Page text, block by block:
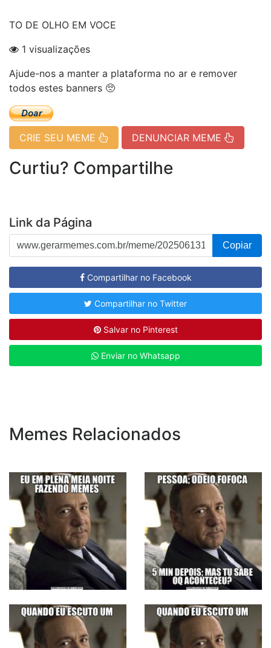
TO DE OLHO EM VOCE
1 visualizações
Ajude-nos a manter a plataforma no ar e remover
todos estes banners 🥺
CRIE SEU MEME DENUNCIAR MEME
Curtiu? Compartilhe
Link da Página
Copiar
Compartilhar no Facebook
Compartilhar no Twitter
Salvar no Pinterest
Enviar no Whatsapp
Memes Relacionados